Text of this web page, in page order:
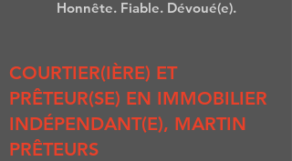
Honnête. Fiable. Dévoué(e).
COURTIER(IÈRE) ET
PRÊTEUR(SE) EN IMMOBILIER
INDÉPENDANT(E), MARTIN
PRÊTEURS